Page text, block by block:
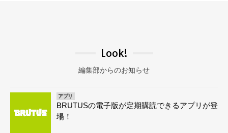
Look!
編集部からのお知らせ
アプリ
BRUTUSの電子版が定期購読できるアプリが登
場！